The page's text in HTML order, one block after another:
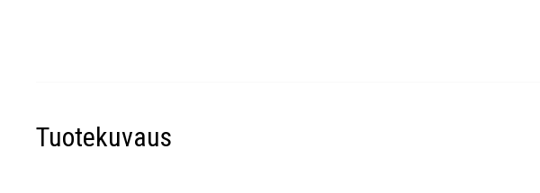
Tuotekuvaus